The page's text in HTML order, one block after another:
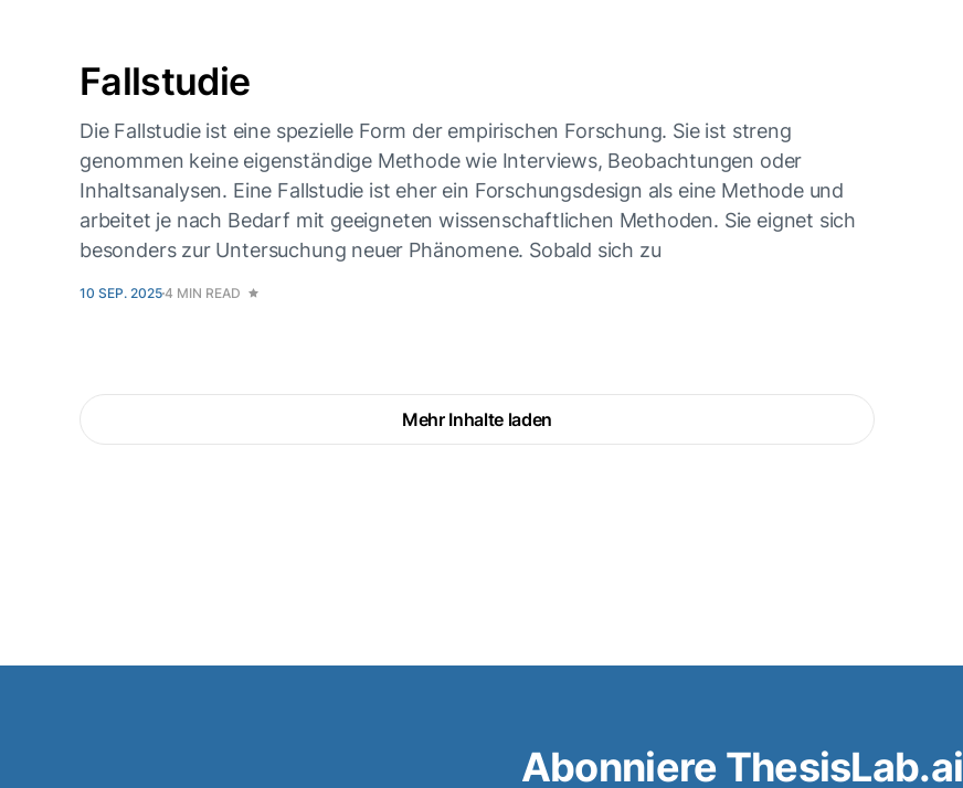
Fallstudie
Die Fallstudie ist eine spezielle Form der empirischen Forschung. Sie ist streng
genommen keine eigenständige Methode wie Interviews, Beobachtungen oder
Inhaltsanalysen. Eine Fallstudie ist eher ein Forschungsdesign als eine Methode und
arbeitet je nach Bedarf mit geeigneten wissenschaftlichen Methoden. Sie eignet sich
besonders zur Untersuchung neuer Phänomene. Sobald sich zu
10 SEP. 20254 MIN READ
Mehr Inhalte laden
Abonniere ThesisLab.ai